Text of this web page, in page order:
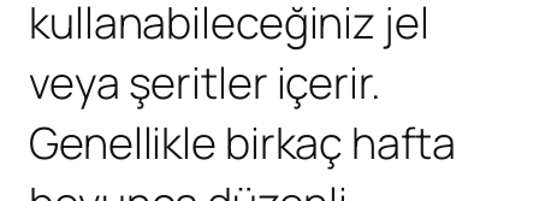
kullanabileceğiniz jel
veya şeritler içerir.
Genellikle birkaç hafta